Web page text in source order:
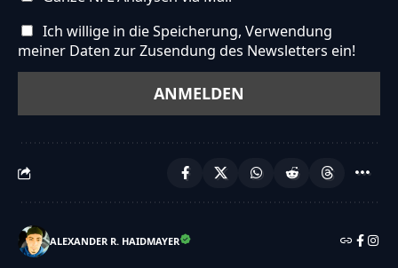
Ich willige in die Speicherung, Verwendung
meiner Daten zur Zusendung des Newsletters ein!
ALEXANDER R. HAIDMAYER